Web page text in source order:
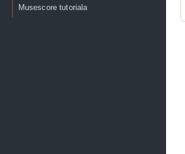
Musescore tutoriala